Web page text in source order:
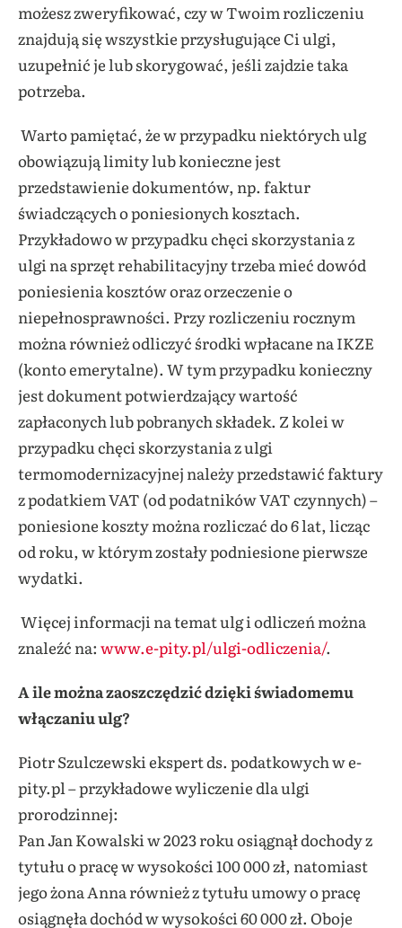
możesz zweryfikować, czy w Twoim rozliczeniu
znajdują się wszystkie przysługujące Ci ulgi,
uzupełnić je lub skorygować, jeśli zajdzie taka
potrzeba.
Warto pamiętać, że w przypadku niektórych ulg
obowiązują limity lub konieczne jest
przedstawienie dokumentów, np. faktur
świadczących o poniesionych kosztach.
Przykładowo w przypadku chęci skorzystania z
ulgi na sprzęt rehabilitacyjny trzeba mieć dowód
poniesienia kosztów oraz orzeczenie o
niepełnosprawności. Przy rozliczeniu rocznym
można również odliczyć środki wpłacane na IKZE
(konto emerytalne). W tym przypadku konieczny
jest dokument potwierdzający wartość
zapłaconych lub pobranych składek. Z kolei w
przypadku chęci skorzystania z ulgi
termomodernizacyjnej należy przedstawić faktury
z podatkiem VAT (od podatników VAT czynnych) –
poniesione koszty można rozliczać do 6 lat, licząc
od roku, w którym zostały podniesione pierwsze
wydatki.
Więcej informacji na temat ulg i odliczeń można
znaleźć na: www.e-pity.pl/ulgi-odliczenia/.
A ile można zaoszczędzić dzięki świadomemu
włączaniu ulg?
Piotr Szulczewski ekspert ds. podatkowych w e-
pity.pl – przykładowe wyliczenie dla ulgi
prorodzinnej:
Pan Jan Kowalski w 2023 roku osiągnął dochody z
tytułu o pracę w wysokości 100 000 zł, natomiast
jego żona Anna również z tytułu umowy o pracę
osiągnęła dochód w wysokości 60 000 zł. Oboje